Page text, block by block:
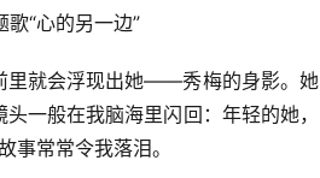
的另一边”
里就会浮现出她——秀梅的身影。她
一般在我脑海里闪回：年轻的她，
常常令我落泪。